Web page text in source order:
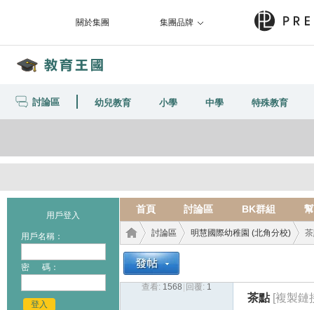
關於集團 集團品牌
討論區 幼兒教育 小學 中學 特殊教育
用戶登入
用戶名稱：
密 碼：
登入
首頁 討論區 BK群組
討論區
›
明慧國際幼稚園 (北角分校)
›
查看: 1568 回覆: 1
茶點 [複製鏈